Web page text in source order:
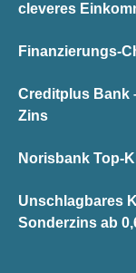
cleveres
Finanzierungs-
Creditplus Bank
Zins
Norisbank Top-
Unschlagbares
Sonderzins ab